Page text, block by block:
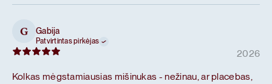
G Gabija
Patvirtintas pirkėjas
2026
Kolkas mėgstamiausias mišinukas - nežinau, ar placebas,